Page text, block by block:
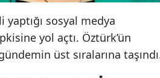
yaptığı sosyal medya
yol açtı. Öztürk’ün
üst sıralarına